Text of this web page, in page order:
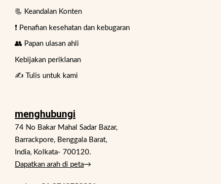
📃 Keandalan Konten
❗ Penafian kesehatan dan kebugaran
👥 Papan ulasan ahli
Kebijakan periklanan
✍️ Tulis untuk kami
menghubungi
74 No Bakar Mahal Sadar Bazar,
Barrackpore, Benggala Barat,
India, Kolkata- 700120.
Dapatkan arah di peta→